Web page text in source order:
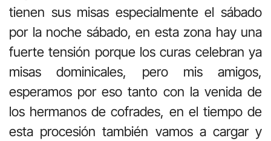
tienen sus misas especialmente el sábado
por la noche sábado, en esta zona hay una
fuerte tensión porque los curas celebran ya
misas dominicales, pero mis amigos,
esperamos por eso tanto con la venida de
los hermanos de cofrades, en el tiempo de
esta procesión también vamos a cargar y